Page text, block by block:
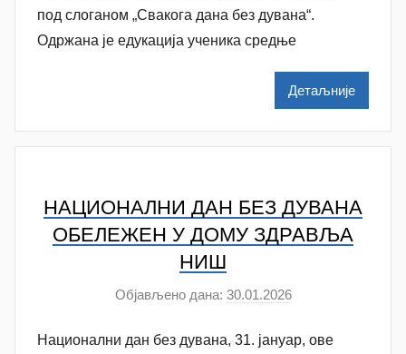
n
e
n
o
v
i
под слоганом „Свакога дана без дувана“.
Одржана је едукација ученика средње
Детаљније
НАЦИОНАЛНИ ДАН БЕЗ ДУВАНА
ОБЕЛЕЖЕН У ДОМУ ЗДРАВЉА
НИШ
Објављено дана: 30.01.2026а
т
Национални дан без дувана, 31. јануар, ове